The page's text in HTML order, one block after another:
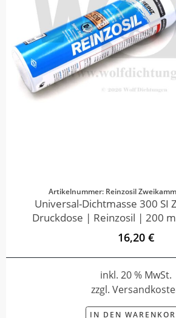
Artikelnummer: Reinzosil
Universal-Dichtmasse 300 SI
Druckdose | Reinzosil | 200
16,20 €
inkl. 20 % MwSt.
zzgl.
IN DEN